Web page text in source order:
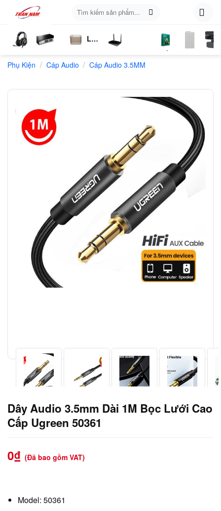
content
kiếm:
Nghe
Chia
Loa
LTE
Sóng
Phần
Phụ Kiện / Cáp Audio / Cáp Audio 3.5MM
Dây Audio 3.5mm Dài 1M Bọc Lưới Cao
Cấp Ugreen 50361
0₫ (Đã bao gồm VAT)
Model: 50361